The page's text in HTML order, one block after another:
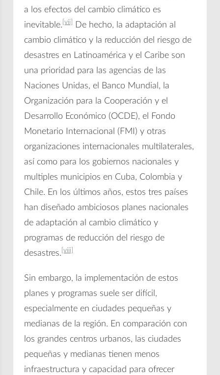
a los efectos del cambio climático es
inevitable. [vii] De hecho, la adaptación al
cambio climático y la reducción del riesgo de
desastres en Latinoamérica y el Caribe son
una prioridad para las agencias de las
Naciones Unidas, el Banco Mundial, la
Organización para la Cooperación y el
Desarrollo Económico (OCDE), el Fondo
Monetario Internacional (FMI) y otras
organizaciones internacionales multilaterales,
así como para los gobiernos nacionales y
multiples municipios en Cuba, Colombia y
Chile. En los últimos años, estos tres países
han diseñado ambiciosos planes nacionales
de adaptación al cambio climático y
programas de reducción del riesgo de
desastres. [viii]
Sin embargo, la implementación de estos
planes y programas suele ser difícil,
especialmente en ciudades pequeñas y
medianas de la región. En comparación con
los grandes centros urbanos, las ciudades
pequeñas y medianas tienen menos
infraestructura y capacidad para ofrecer